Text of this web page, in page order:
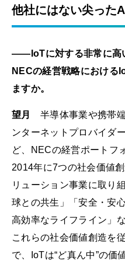
他社にはない尖った
――IoTに対する非常に高
NECの経営戦略における
ますか。
望月
半導体事業や携帯
ンターネットプロバイダ
ど、NECの経営ポートフ
2014年に7つの社会価値
リューション事業に取り
球との共生」「安全・安
高効率なライフライン」
これらの社会価値創造を
で、IoTは“ど真ん中”の価